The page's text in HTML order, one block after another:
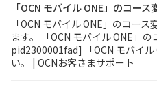
「OCN モバイル ONE」のコース
「OCN モバイル ONE」のコー
ます。 「OCN モバイル ONE」
pid2300001fad] 「OCN モバイル
い。 | OCNお客さまサポート